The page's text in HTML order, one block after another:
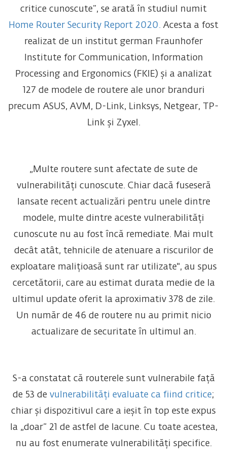
critice cunoscute”, se arată în studiul numit
Home Router Security Report 2020. Acesta a fost
realizat de un institut german Fraunhofer
Institute for Communication, Information
Processing and Ergonomics (FKIE) și a analizat
127 de modele de routere ale unor branduri
precum ASUS, AVM, D-Link, Linksys, Netgear, TP-
Link și Zyxel.
„Multe routere sunt afectate de sute de
vulnerabilități cunoscute. Chiar dacă fuseseră
lansate recent actualizări pentru unele dintre
modele, multe dintre aceste vulnerabilități
cunoscute nu au fost încă remediate. Mai mult
decât atât, tehnicile de atenuare a riscurilor de
exploatare malițioasă sunt rar utilizate", au spus
cercetătorii, care au estimat durata medie de la
ultimul update oferit la aproximativ 378 de zile.
Un număr de 46 de routere nu au primit nicio
actualizare de securitate în ultimul an.
S-a constatat că routerele sunt vulnerabile față
de 53 de vulnerabilități evaluate ca fiind critice;
chiar și dispozitivul care a ieșit în top este expus
la „doar” 21 de astfel de lacune. Cu toate acestea,
nu au fost enumerate vulnerabilități specifice.